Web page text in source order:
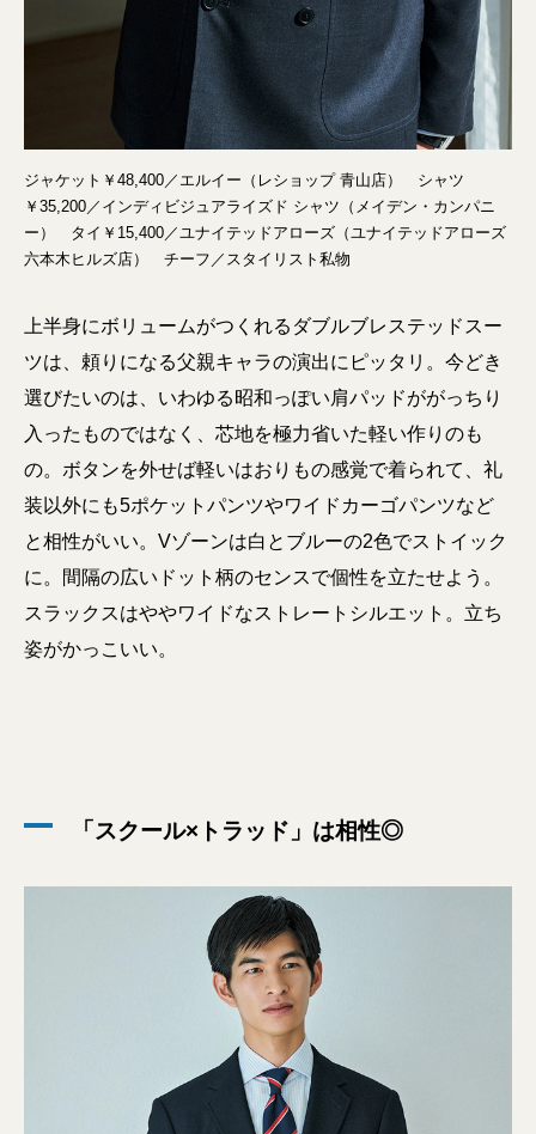
ジャケット￥48,400／エルイー（レショップ 青山店） シャツ
￥35,200／インディビジュアライズド シャツ（メイデン・カンパニ
ー） タイ￥15,400／ユナイテッドアローズ（ユナイテッドアローズ
六本木ヒルズ店） チーフ／スタイリスト私物
上半身にボリュームがつくれるダブルブレステッドスー
ツは、頼りになる父親キャラの演出にピッタリ。今どき
選びたいのは、いわゆる昭和っぽい肩パッドががっちり
入ったものではなく、芯地を極力省いた軽い作りのも
の。ボタンを外せば軽いはおりもの感覚で着られて、礼
装以外にも5ポケットパンツやワイドカーゴパンツなど
と相性がいい。Vゾーンは白とブルーの2色でストイック
に。間隔の広いドット柄のセンスで個性を立たせよう。
スラックスはややワイドなストレートシルエット。立ち
姿がかっこいい。
「スクール×トラッド」は相性◎